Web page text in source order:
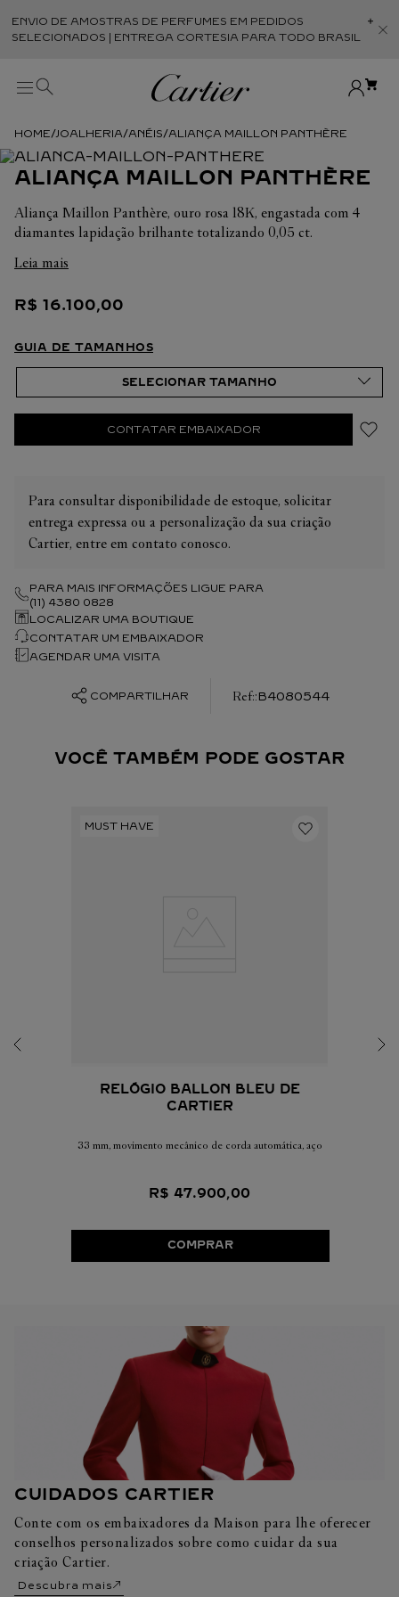
ENVIO DE AMOSTRAS DE PERFUMES EM PEDIDOS
SELECIONADOS | ENTREGA CORTESIA PARA TODO BRASIL
JOALHERIA ANÉIS ALIANÇA MAILLON PANTHÈRE
ALIANÇA MAILLON PANTHÈRE
Aliança Maillon Panthère, ouro rosa 18K, engastada com 4
diamantes lapidação brilhante totalizando 0,05 ct.
Em cada uma de suas criações, a Cartier busca sempre
quilates e a quantidade de pedras podem apresentar ligeiras
informações adicionais sobre as nossas criações, não hesite em
consultar as nossas equipes de venda.
Leia mais
R$ 16.100,00
GUIA DE TAMANHOS
CONTATAR EMBAIXADOR
Para consultar disponibilidade de estoque, solicitar
entrega expressa ou a personalização da sua criação
Cartier, entre em contato conosco.
PARA MAIS INFORMAÇÕES LIGUE PARA
(11) 4380 0828
LOCALIZAR UMA BOUTIQUE
CONTATAR UM EMBAIXADOR
AGENDAR UMA VISITA
COMPARTILHAR :B4080544
VOCÊ TAMBÉM PODE GOSTAR
RELÓGIO BALLON BLEU DE
CARTIER
33 mm, movimento mecânico de corda automática, aço
R$ 47.900,00
COMPRAR
CUIDADOS CARTIER
Conte com os embaixadores da Maison para lhe oferecer
conselhos personalizados sobre como cuidar da sua
criação Cartier.
Descubra mais